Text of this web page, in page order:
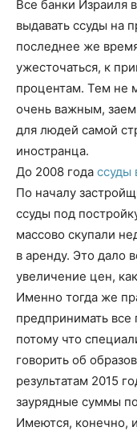
Все банки Израиля
выдавать ссуды на
последнее же
ужесточаться, к
процентам. Тем не
очень важным,
для людей самой
иностранца.
До 2008 года ссуды
По началу
ссуды под
массово скупали
в аренду. Это дало
увеличение цен,
Именно тогда же
предпринимать
потому что
говорить об
результатам 2015
заурядные суммы
Имеются, конечно,